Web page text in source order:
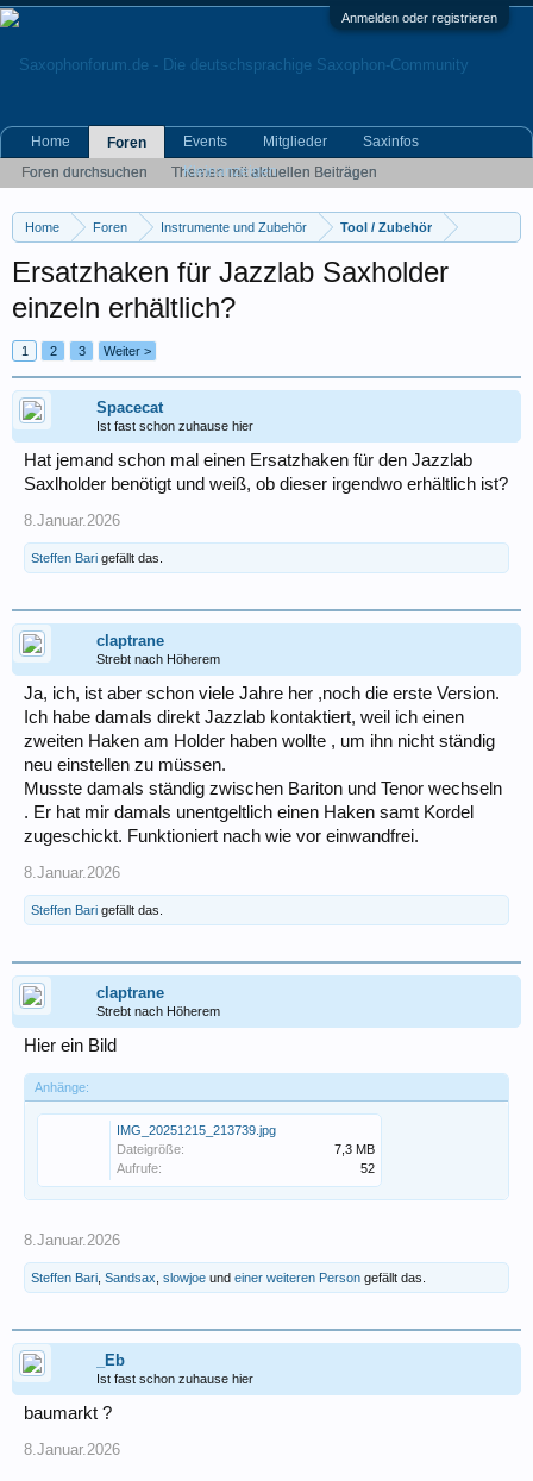
Anmelden oder registrieren
Home Foren Instrumente und Zubehör Tool / Zubehör
Ersatzhaken für Jazzlab Saxholder
einzeln erhältlich?
1 2 3 Weiter >
Spacecat
Ist fast schon zuhause hier
Hat jemand schon mal einen Ersatzhaken für den Jazzlab
Saxlholder benötigt und weiß, ob dieser irgendwo erhältlich ist?
8.Januar.2026
Steffen Bari gefällt das.
claptrane
Strebt nach Höherem
Ja, ich, ist aber schon viele Jahre her ,noch die erste Version.
Ich habe damals direkt Jazzlab kontaktiert, weil ich einen
zweiten Haken am Holder haben wollte , um ihn nicht ständig
neu einstellen zu müssen.
Musste damals ständig zwischen Bariton und Tenor wechseln
. Er hat mir damals unentgeltlich einen Haken samt Kordel
zugeschickt. Funktioniert nach wie vor einwandfrei.
8.Januar.2026
Steffen Bari gefällt das.
claptrane
Strebt nach Höherem
Hier ein Bild
Anhänge:
IMG_20251215_213739.jpg
Dateigröße:
7,3 MB
Aufrufe:
52
8.Januar.2026
Steffen Bari Sandsax slowjoe und einer weiteren Person gefällt das.
_Eb
Ist fast schon zuhause hier
baumarkt ?
8.Januar.2026
Home
Foren
Foren durchsuchen
Themen mit aktuellen Beiträgen
Events Mitglieder
Saxinfos
Kleinanzeigen